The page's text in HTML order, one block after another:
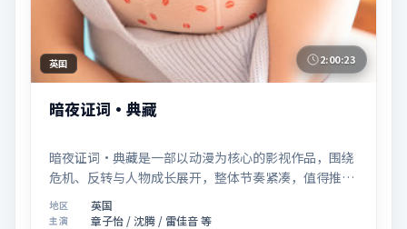
英国 2:00:23
暗夜证词·典藏
暗夜证词·典藏是一部以动漫为核心的影视作品，围绕
危机、反转与人物成长展开，整体节奏紧凑，值得推荐
观看。
地区 英国
主演
章子怡 / 沈腾 / 雷佳音 等